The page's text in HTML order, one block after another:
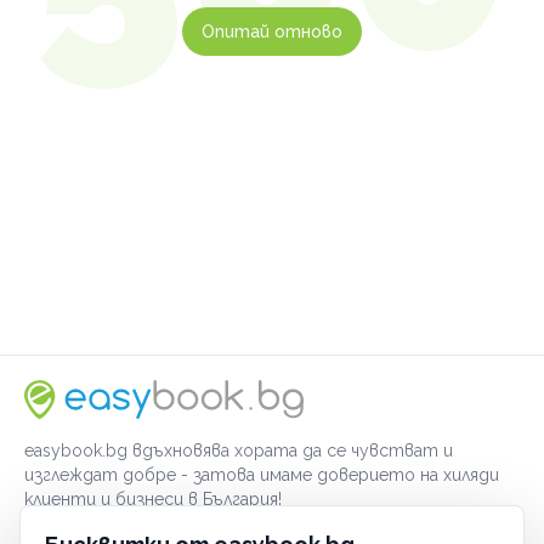
Опитай отново
easybook.bg вдъхновява хората да се чувстват и
изглеждат добре - затова имаме доверието на хиляди
клиенти и бизнеси в България!